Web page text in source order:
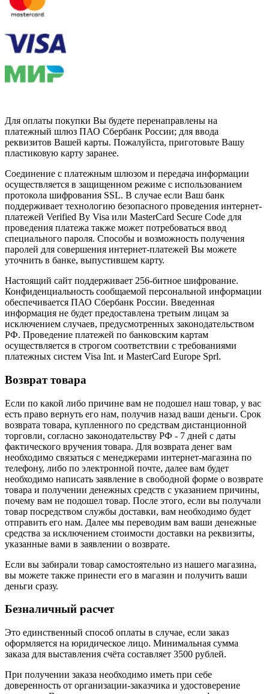
Для оплаты покупки Вы будете перенаправлены на
платежный шлюз ПАО Сбербанк России; для ввода
реквизитов Вашей карты. Пожалуйста, приготовьте Вашу
пластиковую карту заранее.
Соединение с платежным шлюзом и передача информации
осуществляется в защищенном режиме с использованием
протокола шифрования SSL. В случае если Ваш банк
поддерживает технологию безопасного проведения интернет-
платежей Verified By Visa или MasterCard Secure Code для
проведения платежа также может потребоваться ввод
специального пароля. Способы и возможность получения
паролей для совершения интернет-платежей Вы можете
уточнить в банке, выпустившем карту.
Настоящий сайт поддерживает 256-битное шифрование.
Конфиденциальность сообщаемой персональной информации
обеспечивается ПАО Сбербанк России. Введенная
информация не будет предоставлена третьим лицам за
исключением случаев, предусмотренных законодательством
РФ. Проведение платежей по банковским картам
осуществляется в строгом соответствии с требованиями
платежных систем Visa Int. и MasterCard Europe Sprl.
Возврат товара
Если по какой либо причине вам не подошел наш товар, у вас
есть право вернуть его нам, получив назад ваши деньги. Срок
возврата товара, купленного по средствам дистанционной
торговли, согласно законодательству РФ - 7 дней с даты
фактического вручения товара. Для возврата денег вам
необходимо связаться с менеджерами интернет-магазина по
телефону, либо по электронной почте, далее вам будет
необходимо написать заявление в свободной форме о возврате
товара и получении денежных средств с указанием причины,
почему вам не подошел товар. После этого, если вы получали
товар посредством службы доставки, вам необходимо будет
отправить его нам. Далее мы переводим вам ваши денежные
средства за исключением стоимости доставки на реквизиты,
указанные вами в заявлении о возврате.
Если вы забирали товар самостоятельно из нашего магазина,
вы можете также принести его в магазин и получить ваши
деньги сразу.
Безналичный расчет
Это единственный способ оплаты в случае, если заказ
оформляется на юридическое лицо. Минимальная сумма
заказа для выставления счёта составляет 3500 рублей.
При получении заказа необходимо иметь при себе
доверенность от организации-заказчика и удостоверение